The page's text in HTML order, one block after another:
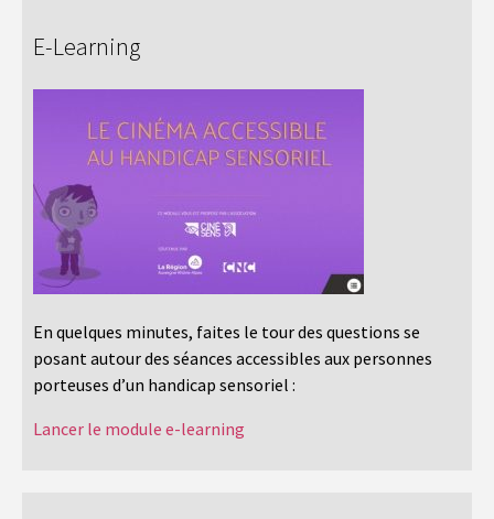
E-Learning
En quelques minutes, faites le tour des questions se
posant autour des séances accessibles aux personnes
porteuses d’un handicap sensoriel :
Lancer le module e-learning